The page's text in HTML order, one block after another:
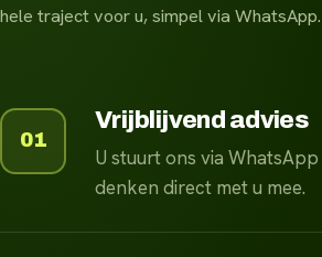
hele traject voor u, simpel via WhatsApp.
01
Vrijblijvend advies
U stuurt ons via WhatsApp
denken direct met u mee.